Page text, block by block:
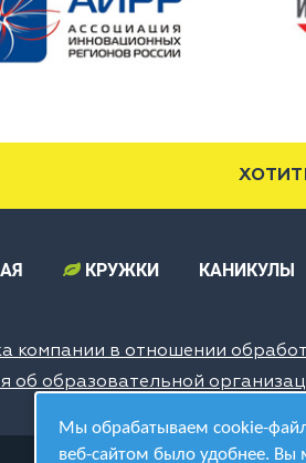
КРУЖКИ КАНИКУЛЫ
компании в отношении
об образовательной
Мы обрабатываем cookie-
веб-сайтом было удобнее. Вы